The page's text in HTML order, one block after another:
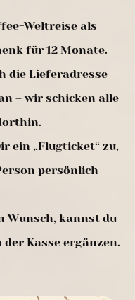
Weltreise als
für 12 Monate.
die Lieferadresse
– wir schicken alle
ein „Flugticket“ zu,
persönlich
Wunsch, kannst du
Kasse ergänzen.